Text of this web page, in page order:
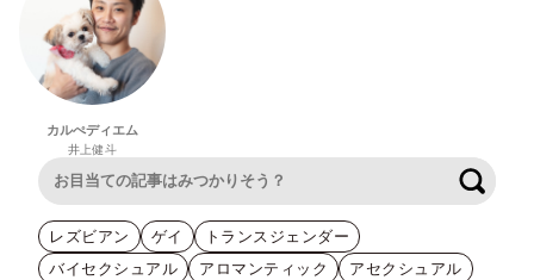
カルぺディエム
井上健斗
レズビアン ゲイ
トランスジェンダー
バイセクシュアル
アロマンティック
アセクシュアル